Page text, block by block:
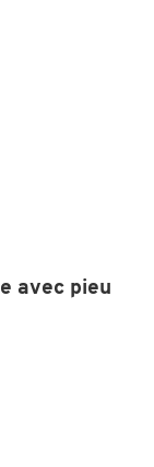
avec pieu